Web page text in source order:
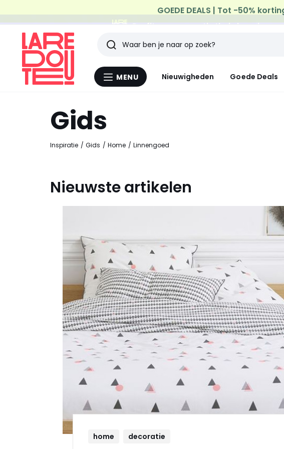
Profiteer van gratis thuis leveringop
Menu
MENU Nieuwigheden Goede Deals
Zoeken
Laatst
bekeken
artikelen
Gids
Inspiratie Gids Home Linnengoed
Nieuwste artikelen
home decoratie